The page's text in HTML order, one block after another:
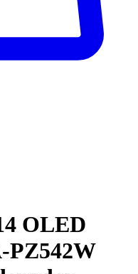
OLED
PZ542W